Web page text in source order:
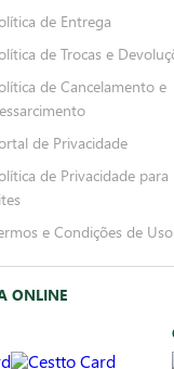
de Entrega
de Trocas e
de Cancelamento e
de Privacidade
de Privacidade para
e Condições de Uso
ONLINE